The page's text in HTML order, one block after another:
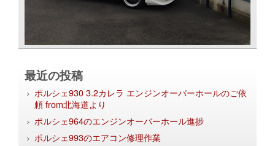
最近の投稿
ポルシェ930 3.2カレラ エンジンオーバーホールのご依
頼 from北海道より
ポルシェ964のエンジンオーバーホール進捗
ポルシェ993のエアコン修理作業